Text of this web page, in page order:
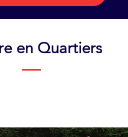
en Quartiers